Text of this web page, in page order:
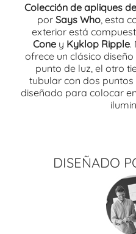
Colección de apliques
por Says Who , esta
exterior está
Coney Kyklop Ripple.
ofrece un clásico
punto de luz, el otro
tubular con dos
diseñado para colocar
DISEÑADO